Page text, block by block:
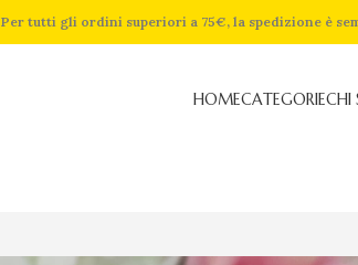
Per tutti gli ordini superiori a 75€, la spedizione è
HOMECATEGORIECHI